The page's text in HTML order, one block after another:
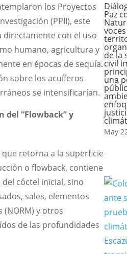
los Proyectos
(PPII), este
con el uso
humano, agricultura y
en épocas de sequía.
sobre los acuíferos
se intensificarían.
del “Flowback” y
que retorna a la superficie
o flowback, contiene
cóctel inicial, sino
sales, elementos
y otros
de las profundidades
Paz
voces
de la
civil
una
May